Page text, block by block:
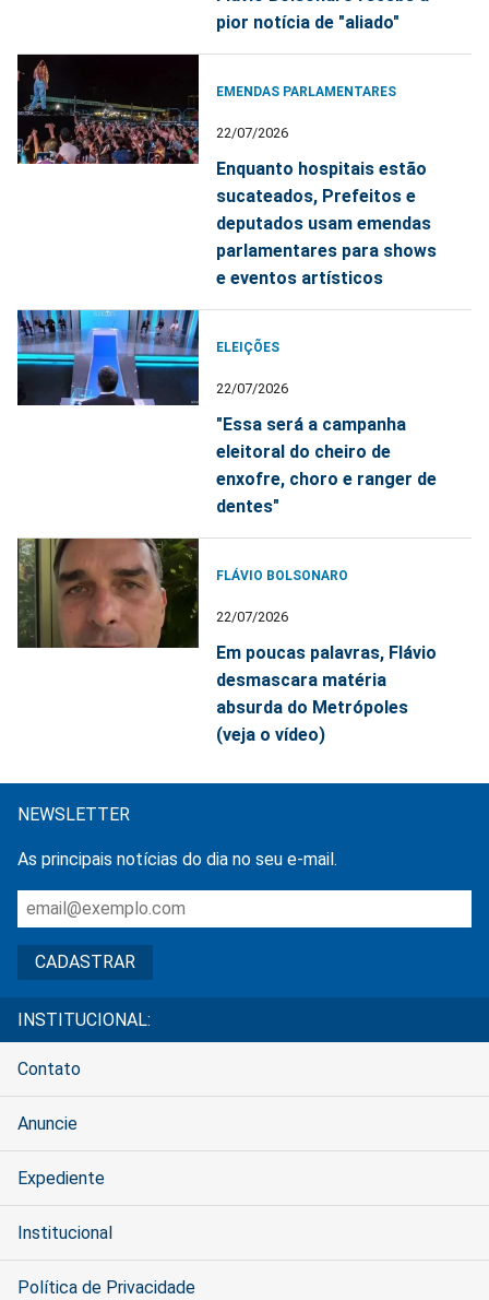
pior notícia de "aliado"
EMENDAS PARLAMENTARES
22/07/2026
Enquanto hospitais estão
sucateados, Prefeitos e
deputados usam emendas
parlamentares para shows
e eventos artísticos
ELEIÇÕES
22/07/2026
"Essa será a campanha
eleitoral do cheiro de
enxofre, choro e ranger de
dentes"
FLÁVIO BOLSONARO
22/07/2026
Em poucas palavras, Flávio
desmascara matéria
absurda do Metrópoles
(veja o vídeo)
NEWSLETTER
As principais notícias do dia no seu e-mail.
INSTITUCIONAL:
Contato
Anuncie
Expediente
Institucional
Política de Privacidade